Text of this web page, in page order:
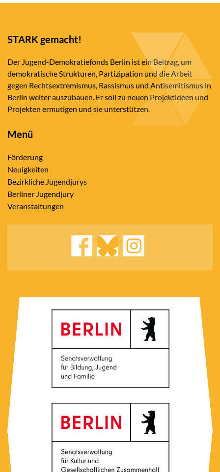
STARK gemacht!
Der Jugend-Demokratiefonds Berlin ist ein Beitrag, um
demokratische Strukturen, Partizipation und die Arbeit
gegen Rechtsextremismus, Rassismus und Antisemitismus in
Berlin weiter auszubauen. Er soll zu neuen Projektideen und
Projekten ermutigen und sie unterstützen.
Menü
Förderung
Neuigkeiten
Bezirkliche Jugendjurys
Berliner Jugendjury
Veranstaltungen